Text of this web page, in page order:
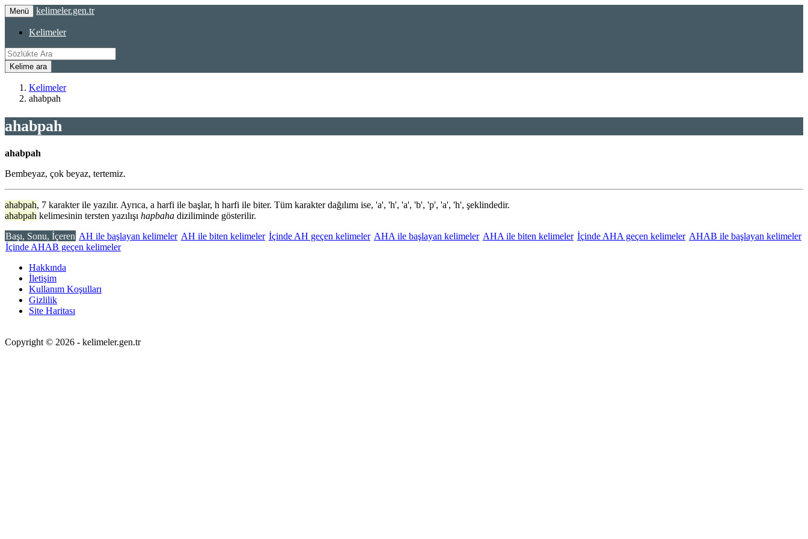
Menü kelimeler.gen.tr
Kelimeler
Kelime ara
Kelimeler
ahabpah
ahabpah
ahabpah
Bembeyaz, çok beyaz, tertemiz.
ahabpah, 7 karakter ile yazılır. Ayrıca, a harfi ile başlar, h harfi ile biter. Tüm karakter dağılımı ise, 'a', 'h', 'a', 'b', 'p', 'a', 'h', şeklindedir.
ahabpah kelimesinin tersten yazılışı hapbaha diziliminde gösterilir.
Başı, Sonu, İçeren AH ile başlayan kelimeler AH ile biten kelimeler İçinde AH geçen kelimeler AHA ile başlayan kelimeler AHA ile biten kelimeler İçinde AHA geçen kelimeler AHAB ile başlayan kelimeler
İçinde AHAB geçen kelimeler
Hakkında
İletişim
Kullanım Koşulları
Gizlilik
Site Haritası
Copyright © 2026 - kelimeler.gen.tr